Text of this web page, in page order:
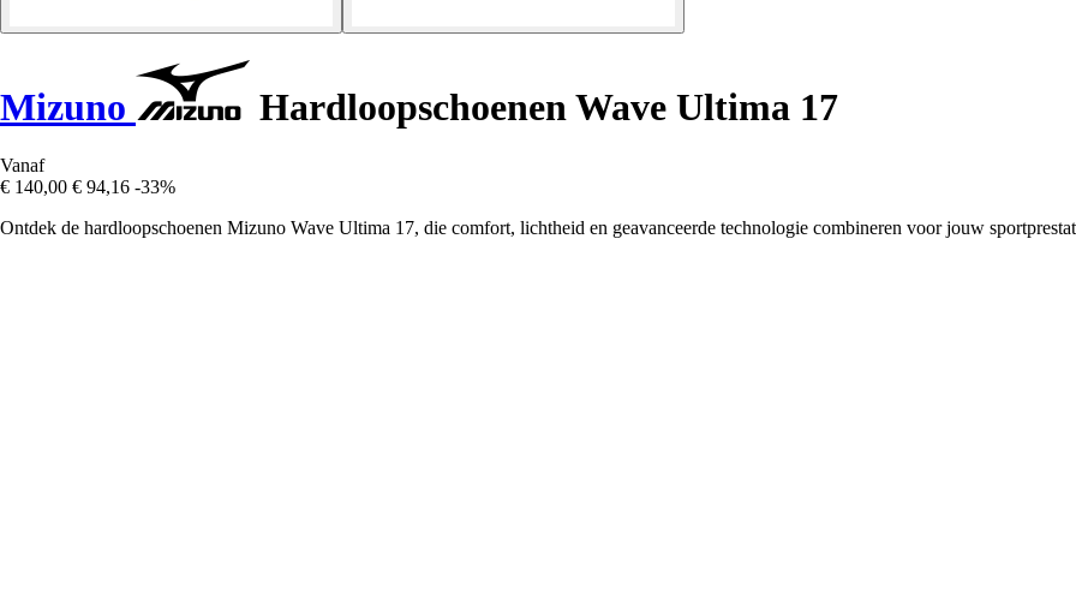
Mizuno Hardloopschoenen Wave Ultima 17
Vanaf
€ 140,00 € 94,16 -33%
Ontdek de hardloopschoenen Mizuno Wave Ultima 17, die comfort, lichtheid en geavanceerde technologie combineren voor jouw